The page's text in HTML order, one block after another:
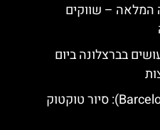
המלאה – שווקים
בברצלונה ביום
סיור טוקטוק בברצלונה (Barcelona): סיור טוקטוק